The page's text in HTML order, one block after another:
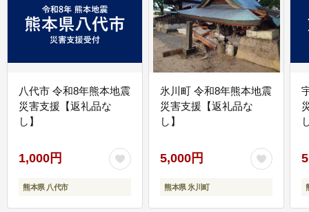
八代市 令和8年熊本地震
災害支援【返礼品な
し】
1,000円
熊本県 八代市
氷川町 令和8年熊本地震
災害支援【返礼品な
し】
5,000円
熊本県 氷川町